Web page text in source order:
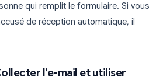
qui remplit le formulaire. Si vous
de réception automatique, il
l’e-mail et utiliser